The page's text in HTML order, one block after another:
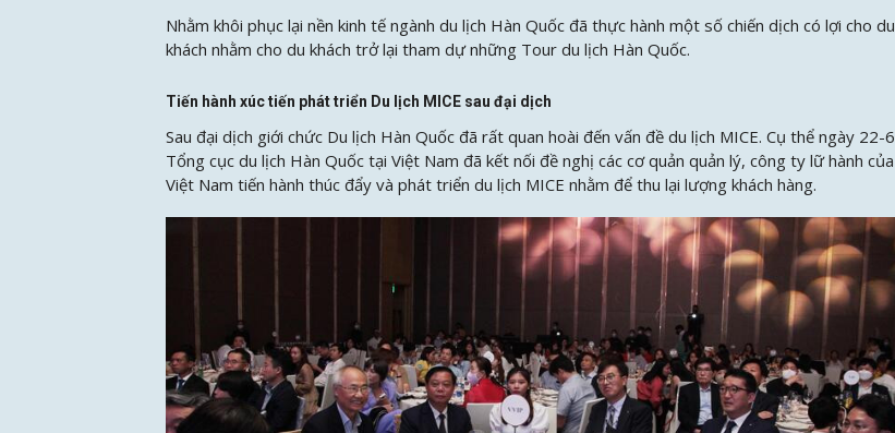
Nhằm khôi phục lại nền kinh tế ngành du lịch Hàn Quốc đã thực hành một số chiến dịch có lợi cho du
khách nhằm cho du khách trở lại tham dự những Tour du lịch Hàn Quốc.
Tiến hành xúc tiến phát triển Du lịch MICE sau đại dịch
Sau đại dịch giới chức Du lịch Hàn Quốc đã rất quan hoài đến vấn đề du lịch MICE. Cụ thể ngày 22-6
Tổng cục du lịch Hàn Quốc tại Việt Nam đã kết nối đề nghị các cơ quản quản lý, công ty lữ hành của
Việt Nam tiến hành thúc đẩy và phát triển du lịch MICE nhằm để thu lại lượng khách hàng.